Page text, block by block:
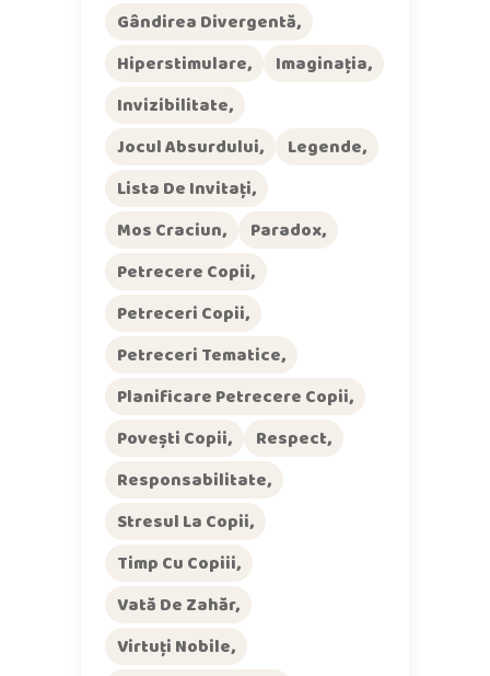
Gândirea Divergentă
Hiperstimulare
Imaginația
Invizibilitate
Jocul Absurdului
Legende
Lista De Invitați
Mos Craciun
Paradox
Petrecere Copii
Petreceri Copii
Petreceri Tematice
Planificare Petrecere Copii
Povești Copii
Respect
Responsabilitate
Stresul La Copii
Timp Cu Copiii
Vată De Zahăr
Virtuți Nobile